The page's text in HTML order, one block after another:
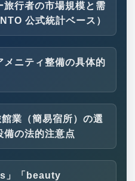
旅行者の市場規模と需
公式統計ベース）
メニティ整備の具体的
業（簡易宿所）の選
備の法的注意点
」「beauty